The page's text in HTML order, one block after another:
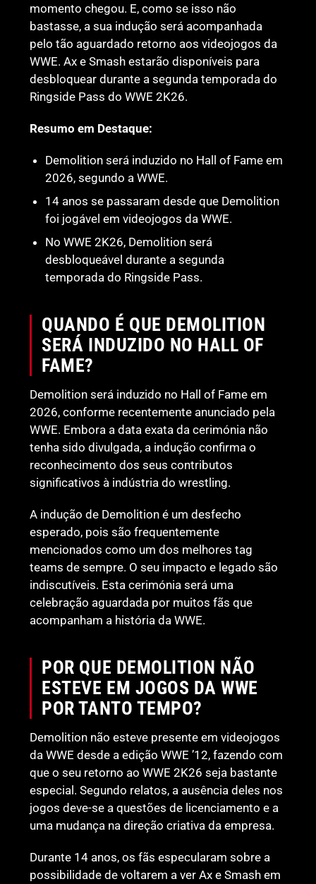
momento chegou. E, como se isso não
bastasse, a sua indução será acompanhada
pelo tão aguardado retorno aos videojogos da
WWE. Ax e Smash estarão disponíveis para
desbloquear durante a segunda temporada do
Ringside Pass do WWE 2K26.
Resumo em Destaque:
Demolition será induzido no Hall of Fame em
2026, segundo a WWE.
14 anos se passaram desde que Demolition
foi jogável em videojogos da WWE.
No WWE 2K26, Demolition será
desbloqueável durante a segunda
temporada do Ringside Pass.
QUANDO É QUE DEMOLITION
SERÁ INDUZIDO NO HALL OF
FAME?
Demolition será induzido no Hall of Fame em
2026, conforme recentemente anunciado pela
WWE. Embora a data exata da cerimónia não
tenha sido divulgada, a indução confirma o
reconhecimento dos seus contributos
significativos à indústria do wrestling.
A indução de Demolition é um desfecho
esperado, pois são frequentemente
mencionados como um dos melhores tag
teams de sempre. O seu impacto e legado são
indiscutíveis. Esta cerimónia será uma
celebração aguardada por muitos fãs que
acompanham a história da WWE.
POR QUE DEMOLITION NÃO
ESTEVE EM JOGOS DA WWE
POR TANTO TEMPO?
Demolition não esteve presente em videojogos
da WWE desde a edição WWE ’12, fazendo com
que o seu retorno ao WWE 2K26 seja bastante
especial. Segundo relatos, a ausência deles nos
jogos deve-se a questões de licenciamento e a
uma mudança na direção criativa da empresa.
Durante 14 anos, os fãs especularam sobre a
possibilidade de voltarem a ver Ax e Smash em